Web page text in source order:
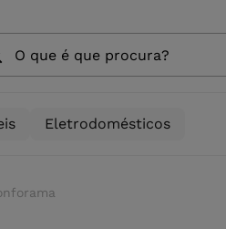
Eletrodomésticos